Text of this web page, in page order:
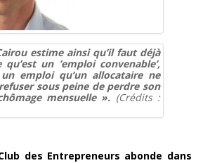
estime ainsi qu’il faut déjà
un ’emploi convenable’,
un emploi qu’un allocataire ne
sous peine de perdre son
mensuelle ». (Crédits :
des Entrepreneurs abonde dans